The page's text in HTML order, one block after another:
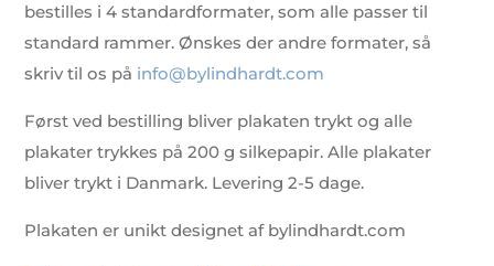
bestilles i 4 standardformater, som alle passer til
standard rammer. Ønskes der andre formater, så
skriv til os på info@bylindhardt.com
Først ved bestilling bliver plakaten trykt og alle
plakater trykkes på 200 g silkepapir. Alle plakater
bliver trykt i Danmark. Levering 2-5 dage.
Plakaten er unikt designet af bylindhardt.com